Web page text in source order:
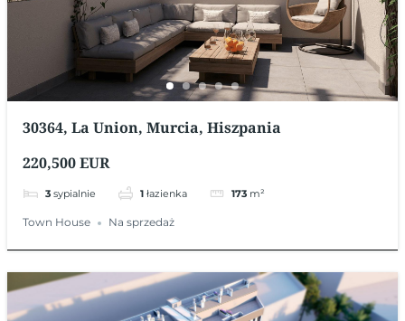
30364, La Union, Murcia, Hiszpania
220,500 EUR
3 sypialnie 1 łazienka 173 m²
Town House Na sprzedaż